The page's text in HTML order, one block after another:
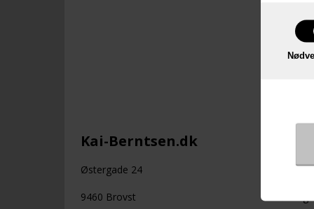
Bosch
Kai-Berntsen.dk
Østergade 24
9460 Brovst